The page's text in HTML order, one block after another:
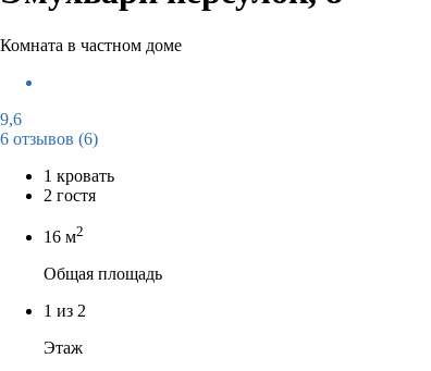
Комната в частном доме
9,6
6 отзывов (6)
1 кровать
2 гостя
16 м2
Общая площадь
1 из 2
Этаж